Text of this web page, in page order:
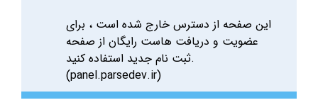
این صفحه از دسترس خارج شده است ، برای
عضویت و دریافت هاست رایگان از صفحه
ثبت نام جدید استفاده کنید.
(panel.parsedev.ir)